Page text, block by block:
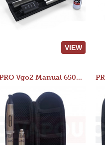
VIEW
PRO Vgo2 Manual 650mAh Kit